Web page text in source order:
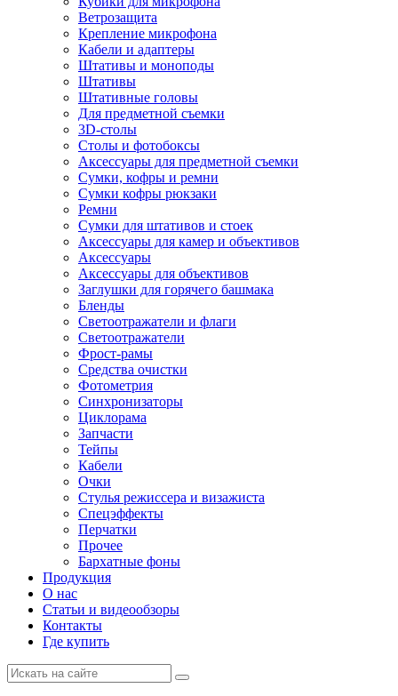
Ветрозащита
Крепление микрофона
Кабели и адаптеры
Штативы и моноподы
Штативы
Штативные головы
Для предметной съемки
3D-столы
Столы и фотобоксы
Аксессуары для предметной съемки
Сумки, кофры и ремни
Сумки кофры рюкзаки
Ремни
Сумки для штативов и стоек
Аксессуары для камер и объективов
Аксессуары
Аксессуары для объективов
Заглушки для горячего башмака
Бленды
Светоотражатели и флаги
Светоотражатели
Фрост-рамы
Средства очистки
Фотометрия
Синхронизаторы
Циклорама
Запчасти
Тейпы
Кабели
Очки
Стулья режиссера и визажиста
Спецэффекты
Перчатки
Прочее
Бархатные фоны
Продукция
О нас
Статьи и видеообзоры
Контакты
Где купить